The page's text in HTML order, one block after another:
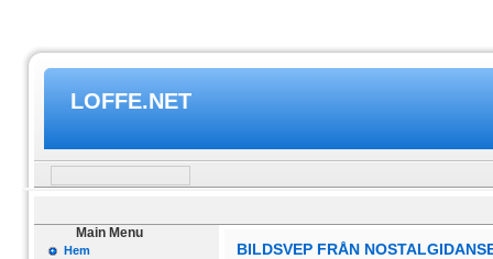
LOFFE.NET
Main Menu
Hem
BILDSVEP FRÅN